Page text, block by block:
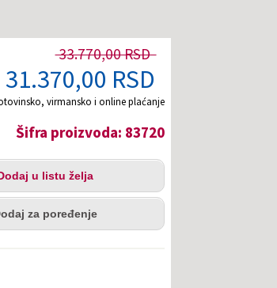
33.770,00 RSD
31.370,00 RSD
virmansko i online plaćanje
Šifra proizvoda: 83720
u listu želja
za poređenje